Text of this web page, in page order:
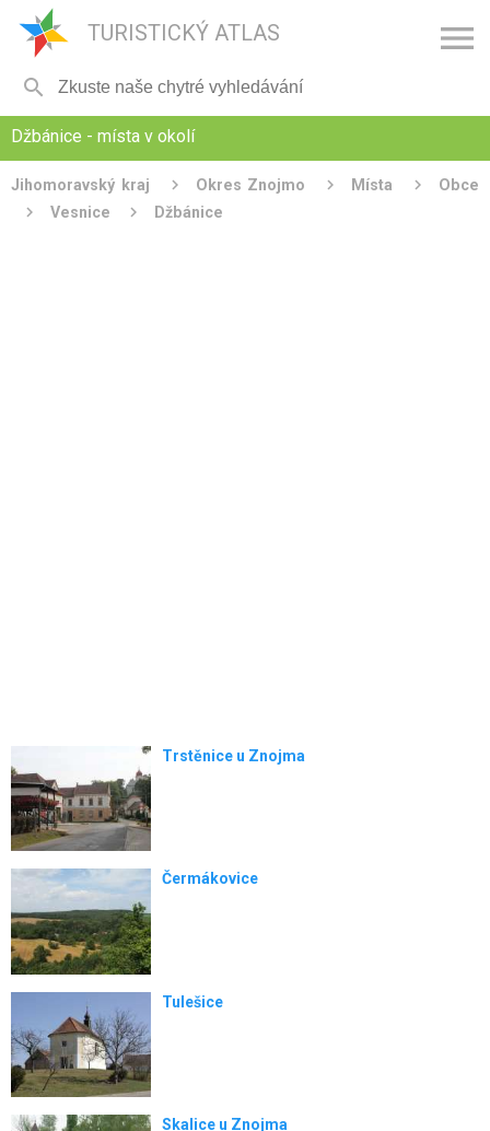
TURISTICKÝ ATLAS 

Džbánice - místa v okolí
Jihomoravský kraj Okres Znojmo Místa
Obce
Vesnice
Džbánice
Trstěnice u Znojma
Čermákovice
Tulešice
Skalice u Znojma